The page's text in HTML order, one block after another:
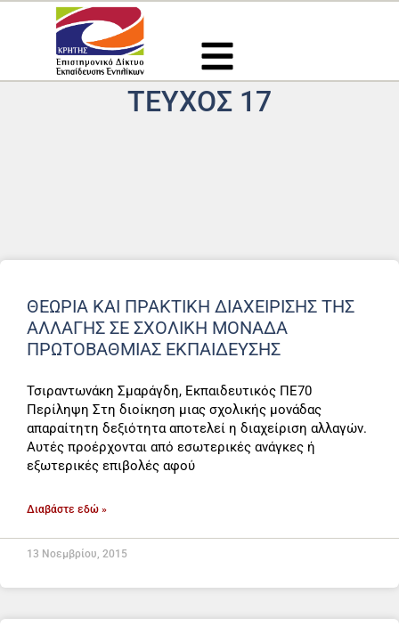
Μετάβαση
περιεχόμενο
ΤΕΎΧΟΣ 17
ΘΕΩΡΊΑ ΚΑΙ ΠΡΑΚΤΙΚΉ ΔΙΑΧΕΊΡΙΣΗΣ ΤΗΣ
ΑΛΛΑΓΉΣ ΣΕ ΣΧΟΛΙΚΉ ΜΟΝΆΔΑ
ΠΡΩΤΟΒΆΘΜΙΑΣ ΕΚΠΑΊΔΕΥΣΗΣ
Τσιραντωνάκη Σμαράγδη, Εκπαιδευτικός ΠΕ70
Περίληψη Στη διοίκηση μιας σχολικής μονάδας
απαραίτητη δεξιότητα αποτελεί η διαχείριση αλλαγών.
Αυτές προέρχονται από εσωτερικές ανάγκες ή
εξωτερικές επιβολές αφού
Διαβάστε εδώ »
13 Νοεμβρίου, 2015